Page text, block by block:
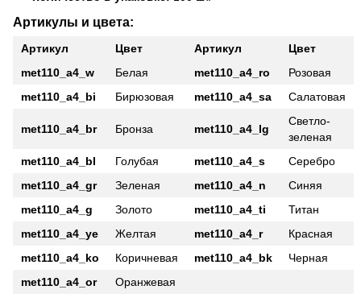
Артикулы и цвета:
Артикул Цвет Артикул
Цвет
met110_a4_w
Белая met110_a4_ro
Розовая
met110_a4_bi
Бирюзовая met110_a4_sa Салатовая
met110_a4_br Бронза met110_a4_lg
Светло-
зеленая
met110_a4_bl
Голубая met110_a4_s
Серебро
met110_a4_gr
Зеленая met110_a4_n
Синяя
met110_a4_g
Золото met110_a4_ti
Титан
met110_a4_ye
Желтая met110_a4_r
Красная
met110_a4_ko
Коричневая met110_a4_bk
Черная
met110_a4_or
Оранжевая